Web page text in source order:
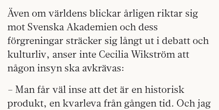
Även om världens blickar årligen riktar sig
mot Svenska Akademien och dess
förgreningar sträcker sig långt ut i debatt och
kulturliv, anser inte Cecilia Wikström att
någon insyn ska avkrävas:
– Man får väl inse att det är en historisk
produkt, en kvarleva från gången tid. Och jag